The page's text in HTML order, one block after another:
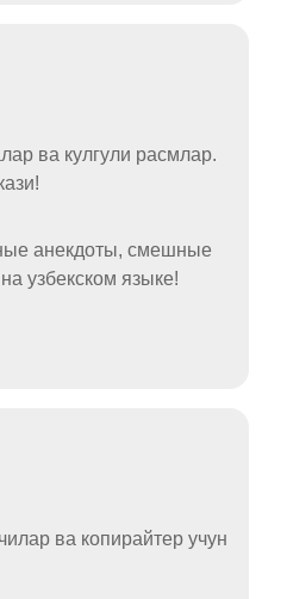
ва кулгули расмлар.
анекдоты, смешные
узбекском языке!
ва копирайтер учун